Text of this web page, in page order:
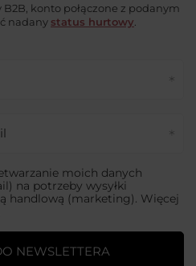
konto połączone z podanym
nadany status hurtowy
moich danych
na potrzeby wysyłki
handlową (marketing). Więcej
NEWSLETTERA